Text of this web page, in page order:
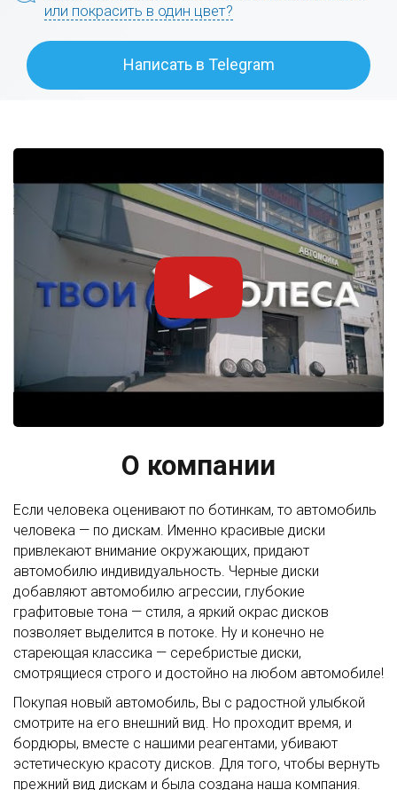
или покрасить в один цвет?
Написать в Telegram
О компании
Если человека оценивают по ботинкам, то автомобиль
человека — по дискам. Именно красивые диски
привлекают внимание окружающих, придают
автомобилю индивидуальность. Черные диски
добавляют автомобилю агрессии, глубокие
графитовые тона — стиля, а яркий окрас дисков
позволяет выделится в потоке. Ну и конечно не
стареющая классика — серебристые диски,
смотрящиеся строго и достойно на любом автомобиле!
Покупая новый автомобиль, Вы с радостной улыбкой
смотрите на его внешний вид. Но проходит время, и
бордюры, вместе с нашими реагентами, убивают
эстетическую красоту дисков. Для того, чтобы вернуть
прежний вид дискам и была создана наша компания.